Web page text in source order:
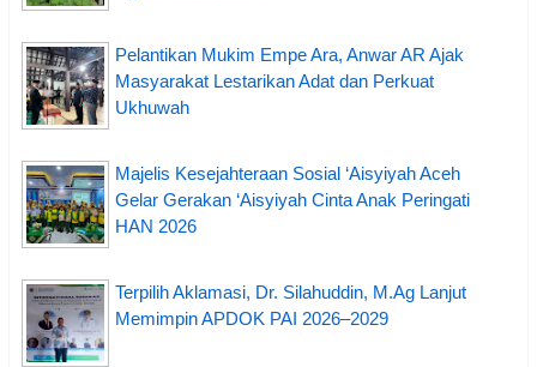
Pelantikan Mukim Empe Ara, Anwar AR Ajak
Masyarakat Lestarikan Adat dan Perkuat
Ukhuwah
Majelis Kesejahteraan Sosial ‘Aisyiyah Aceh
Gelar Gerakan ‘Aisyiyah Cinta Anak Peringati
HAN 2026
Terpilih Aklamasi, Dr. Silahuddin, M.Ag Lanjut
Memimpin APDOK PAI 2026–2029